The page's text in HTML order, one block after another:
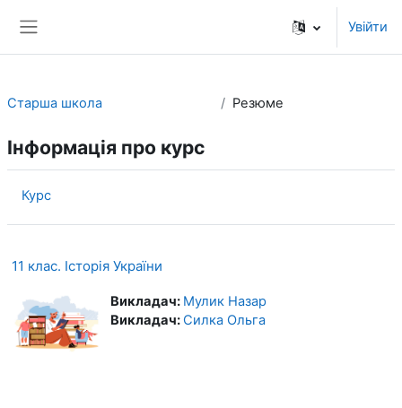
Увійти
Старша школа Резюме
Інформація про курс
Курс
11 клас. Історія України
Викладач: Мулик Назар
Викладач:Силка Ольга